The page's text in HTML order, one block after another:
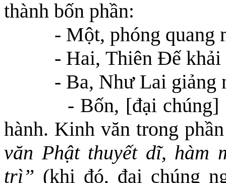
thành bốn phần:
- Một, phóng quang
- Hai, Thiên Đế
- Ba, Như Lai giảng
- Bốn, [đại
hành. Kinh văn trong
văn Phật thuyết dĩ, hàm
trì” (khi đó, đại chúng